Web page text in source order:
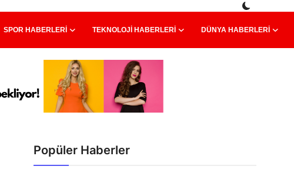
SPOR HABERLERI TEKNOLOJI HABERLERI DÜNYA HABERLERI
Popüler Haberler